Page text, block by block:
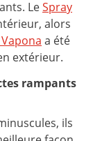
LeSpray
alors
a été
extérieur.
rampants
ils